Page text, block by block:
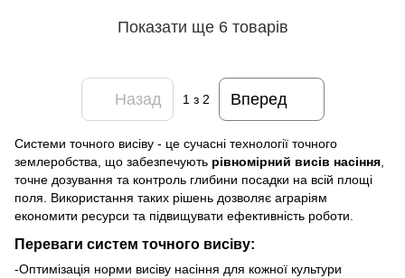
Показати ще 6 товарів
Назад 1 з 2 Вперед
Системи точного висіву - це сучасні технології точного
землеробства, що забезпечують рівномірний висів насіння
точне дозування та контроль глибини посадки на всій площі
поля. Використання таких рішень дозволяє аграріям
економити ресурси та підвищувати ефективність роботи.
Переваги систем точного висіву:
-Оптимізація норми висіву насіння для кожної культури